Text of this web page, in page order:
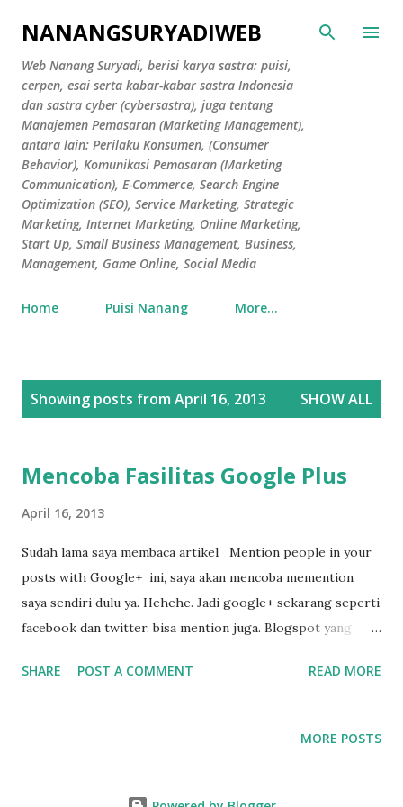
Skip to main content
NANANGSURYADIWEB
Web Nanang Suryadi, berisi karya sastra: puisi,
cerpen, esai serta kabar-kabar sastra Indonesia
dan sastra cyber (cybersastra), juga tentang
Manajemen Pemasaran (Marketing Management),
antara lain: Perilaku Konsumen, (Consumer
Behavior), Komunikasi Pemasaran (Marketing
Communication), E-Commerce, Search Engine
Optimization (SEO), Service Marketing, Strategic
Marketing, Internet Marketing, Online Marketing,
Start Up, Small Business Management, Business,
Management, Game Online, Social Media
Home Puisi Nanang More…
Showing posts from April 16, 2013 SHOW ALL
Mencoba Fasilitas Google Plus
April 16, 2013
Sudah lama saya membaca artikel Mention people in your
posts with Google+ ini, saya akan mencoba memention
saya sendiri dulu ya. Hehehe. Jadi google+ sekarang seperti
facebook dan twitter, bisa mention juga. Blogspot yang
ini. Coba saya mention akun google+ saya yaitu: +Nanang
SHARE POST A COMMENT READ MORE
MORE POSTS